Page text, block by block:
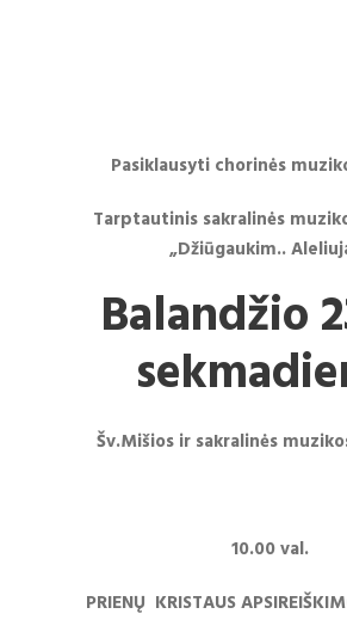
Pasiklausyti chorinės
Tarptautinis sakralinės
„Džiūgaukim..
Balandžio
Šv.Mišios ir sakralinės
10.00 val.
PRIENŲ KRISTAUS